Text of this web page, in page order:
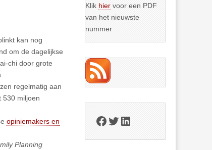
kan nog
om de dagelijkse
chi door grote
regelmatig aan
530 miljoen
opiniemakers en
Planning
Klik hier voor een PDF
van het nieuwste
nummer
Facebook
Twitter
LinkedIn